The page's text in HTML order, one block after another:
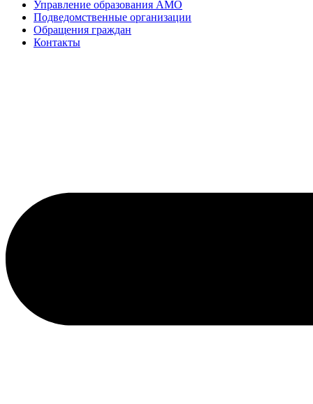
Управление образования АМО
Подведомственные организации
Обращения граждан
Контакты